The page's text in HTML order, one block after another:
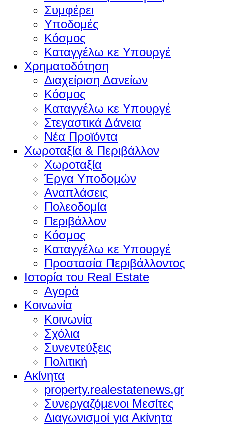
Συμφέρει
Υποδομές
Κόσμος
Καταγγέλω κε Υπουργέ
Χρηματοδότηση
Διαχείριση Δανείων
Κόσμος
Καταγγέλω κε Υπουργέ
Στεγαστικά Δάνεια
Νέα Προϊόντα
Χωροταξία & Περιβάλλον
Χωροταξία
Έργα Υποδομών
Αναπλάσεις
Πολεοδομία
Περιβάλλον
Κόσμος
Καταγγέλω κε Υπουργέ
Προστασία Περιβάλλοντος
Ιστορία του Real Estate
Αγορά
Κοινωνία
Κοινωνία
Σχόλια
Συνεντεύξεις
Πολιτική
Ακίνητα
property.realestatenews.gr
Συνεργαζόμενοι Μεσίτες
Διαγωνισμοί για Ακίνητα